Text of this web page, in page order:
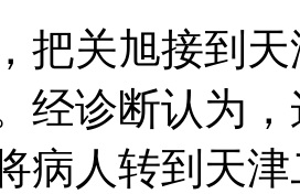
把关旭接到
经诊断认为
病人转到 天津